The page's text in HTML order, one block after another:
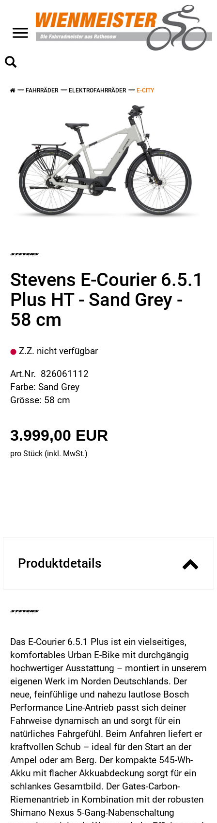
FAHRRÄDER ELEKTROFAHRRÄDER E-CITY
Stevens E-Courier 6.5.1
Plus HT - Sand Grey -
58 cm
Z.Z. nicht verfügbar
Art.Nr. 826061112
Farbe: Sand Grey
Grösse: 58 cm
3.999,00 EUR
pro Stück (inkl. MwSt.)
Produktdetails
Das E-Courier 6.5.1 Plus ist ein vielseitiges,
komfortables Urban E-Bike mit durchgängig
hochwertiger Ausstattung – montiert in unserem
eigenen Werk im Norden Deutschlands. Der
neue, feinfühlige und nahezu lautlose Bosch
Performance Line-Antrieb passt sich deiner
Fahrweise dynamisch an und sorgt für ein
natürliches Fahrgefühl. Beim Anfahren liefert er
kraftvollen Schub – ideal für den Start an der
Ampel oder am Berg. Der kompakte 545-Wh-
Akku mit flacher Akkuabdeckung sorgt für ein
schlankes Gesamtbild. Der Gates-Carbon-
Riemenantrieb in Kombination mit der robusten
Shimano Nexus 5-Gang-Nabenschaltung